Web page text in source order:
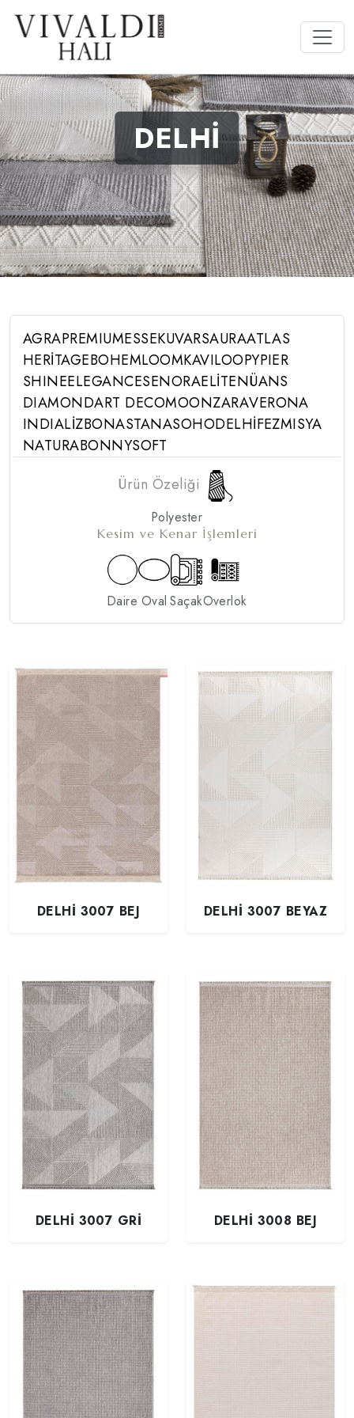
DELHİ
AGRAPREMIUMESSEKUVARSAURAATLAS
HERİTAGEBOHEMLOOMKAVILOOPYPIER
SHINEELEGANCESENORAELİTENÜANS
DIAMONDART DECOMOONZARAVERONA
INDIALİZBONASTANASOHODELHİFEZMISYA
NATURABONNYSOFT
Ürün Özeliği
Polyester
Kesim ve Kenar İşlemleri
Daire Oval SaçakOverlok
DELHİ 3007 BEJ DELHİ 3007 BEYAZ
DELHİ 3007 GRİ DELHİ 3008 BEJ